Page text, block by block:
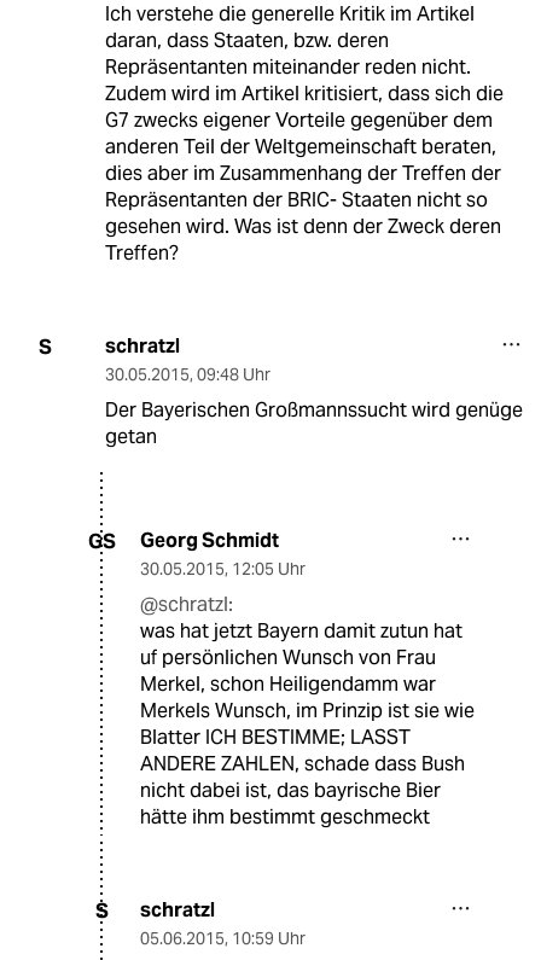
Ich verstehe die generelle Kritik im Artikel
daran, dass Staaten, bzw. deren
Repräsentanten miteinander reden nicht.
Zudem wird im Artikel kritisiert, dass sich die
G7 zwecks eigener Vorteile gegenüber dem
anderen Teil der Weltgemeinschaft beraten,
dies aber im Zusammenhang der Treffen der
Repräsentanten der BRIC- Staaten nicht so
gesehen wird. Was ist denn der Zweck deren
Treffen?
S schratzl
30.05.2015, 09:48 Uhr
Der Bayerischen Großmannssucht wird genüge
getan
GS Georg Schmidt
30.05.2015, 12:05 Uhr
@schratzl:
was hat jetzt Bayern damit zutun hat
uf persönlichen Wunsch von Frau
Merkel, schon Heiligendamm war
Merkels Wunsch, im Prinzip ist sie wie
Blatter ICH BESTIMME; LASST
ANDERE ZAHLEN, schade dass Bush
nicht dabei ist, das bayrische Bier
hätte ihm bestimmt geschmeckt
S schratzl
05.06.2015, 10:59 Uhr